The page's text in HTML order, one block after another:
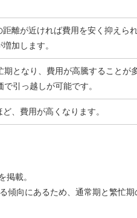
離が近ければ費用を安く抑えら
加します。
期となり、費用が高騰することが
引っ越しが可能です。
、費用が高くなります。
掲載。
傾向にあるため、通常期と繁忙期